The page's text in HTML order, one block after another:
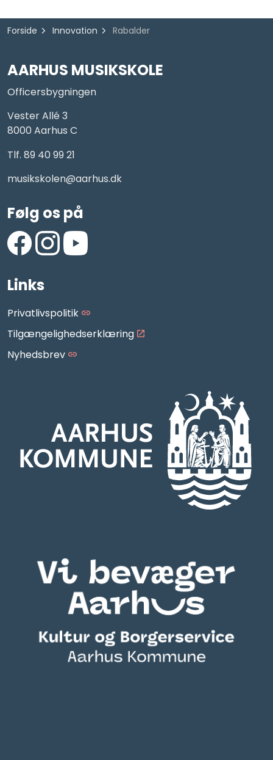
Forside Innovation Rabalder
AARHUS MUSIKSKOLE
Officersbygningen
Vester Allé 3
8000 Aarhus C
Tlf. 89 40 99 21
musikskolen@aarhus.dk
Følg os på
Links
Privatlivspolitik
Tilgængelighedserklæring
Nyhedsbrev